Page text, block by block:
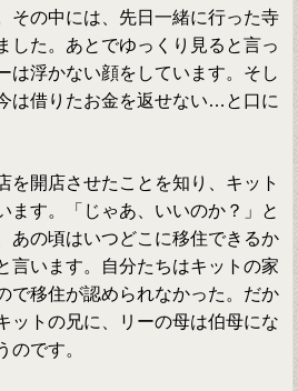
その中には、先日一緒に行った寺
した。あとでゆっくり見ると言っ
は浮かない顔をしています。そし
は借りたお金を返せない…と口に
を開店させたことを知り、キット
ます。「じゃあ、いいのか？」と
あの頃はいつどこに移住できるか
言います。自分たちはキットの家
で移住が認められなかった。だか
ットの兄に、リーの母は伯母にな
のです。